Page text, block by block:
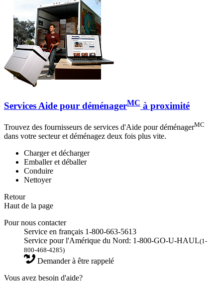
Services Aide pour déménagerMC à proximité
Trouvez des fournisseurs de services d'Aide pour déménagerMC
dans votre secteur et déménagez deux fois plus vite.
Charger et décharger
Emballer et déballer
Conduire
Nettoyer
Retour
Haut de la page
Pour nous contacter
Service en français 1-800-663-5613
Service pour l'Amérique du Nord: 1-800-GO-U-HAUL(1-
800-468-4285)
Demander à être rappelé
Vous avez besoin d'aide?